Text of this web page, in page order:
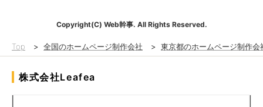
Copyright(C) Web幹事. All Rights Reserved.
Top > 全国のホームページ制作会社 > 東京都のホームページ制作会
株式会社Leafea